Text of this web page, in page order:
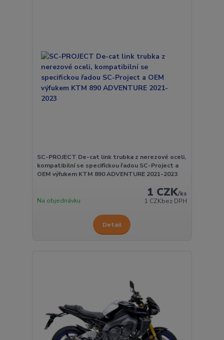
SC-PROJECT De-cat link trubka z nerezové oceli,
kompatibilní se specifickou řadou SC-Project a
OEM výfukem KTM 890 ADVENTURE 2021-2023
1 CZK/ks
1 CZKbez DPH
Na objednávku
Detail